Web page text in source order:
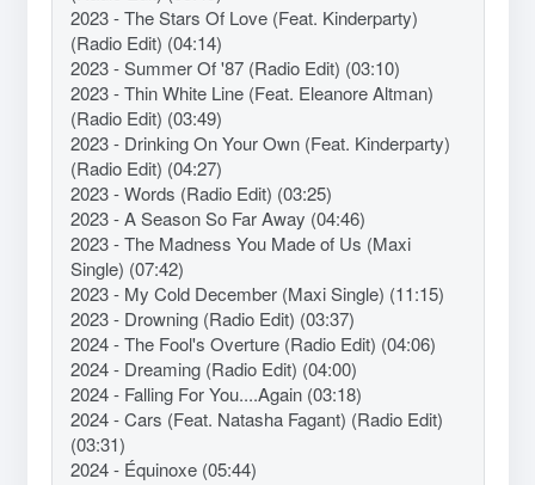
2023 - The Stars Of Love (Feat. Kinderparty)
(Radio Edit) (04:14)
2023 - Summer Of '87 (Radio Edit) (03:10)
2023 - Thin White Line (Feat. Eleanore Altman)
(Radio Edit) (03:49)
2023 - Drinking On Your Own (Feat. Kinderparty)
(Radio Edit) (04:27)
2023 - Words (Radio Edit) (03:25)
2023 - A Season So Far Away (04:46)
2023 - The Madness You Made of Us (Maxi
Single) (07:42)
2023 - My Cold December (Maxi Single) (11:15)
2023 - Drowning (Radio Edit) (03:37)
2024 - The Fool's Overture (Radio Edit) (04:06)
2024 - Dreaming (Radio Edit) (04:00)
2024 - Falling For You....Again (03:18)
2024 - Cars (Feat. Natasha Fagant) (Radio Edit)
(03:31)
2024 - Équinoxe (05:44)